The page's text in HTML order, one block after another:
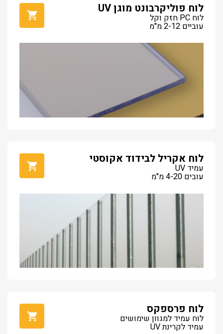
לוח פוליקרבונט מוגן UV
לוח PC חזק וקל
עוביים 2-12 מ"מ
לוח אקריל לבידוד אקוסטי
עמיד UV
עובים 4-20 מ"מ
לוח פרספקס
לוח עמיד למגוון שימושים
עמיד לקרינת UV